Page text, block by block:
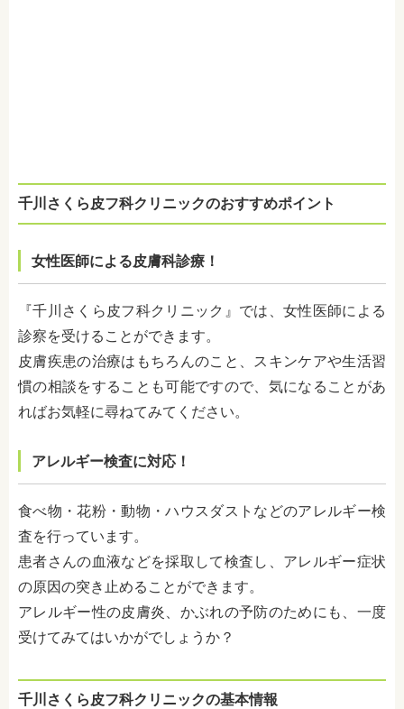
千川さくら皮フ科クリニックのおすすめポイント
女性医師による皮膚科診療！
『千川さくら皮フ科クリニック』では、女性医師による
診察を受けることができます。
皮膚疾患の治療はもちろんのこと、スキンケアや生活習
慣の相談をすることも可能ですので、気になることがあ
ればお気軽に尋ねてみてください。
アレルギー検査に対応！
食べ物・花粉・動物・ハウスダストなどのアレルギー検
査を行っています。
患者さんの血液などを採取して検査し、アレルギー症状
の原因の突き止めることができます。
アレルギー性の皮膚炎、かぶれの予防のためにも、一度
受けてみてはいかがでしょうか？
千川さくら皮フ科クリニックの基本情報